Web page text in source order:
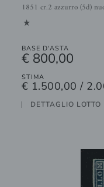
1851 cr.2 azzurro (5d)
1
BASE D'ASTA
€ 800,00
STIMA
€ 1.500,00 /
DETTAGLIO LOTTO